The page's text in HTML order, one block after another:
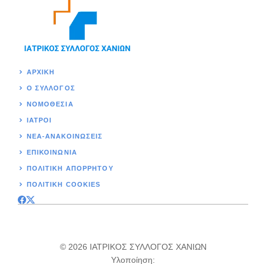
ΑΡΧΙΚΉ
Ο ΣΥΛΛΟΓΟΣ
ΝΟΜΟΘΕΣΊΑ
ΙΑΤΡΟΙ
ΝΕΑ-ΑΝΑΚΟΙΝΩΣΕΙΣ
ΕΠΙΚΟΙΝΩΝΊΑ
ΠΟΛΙΤΙΚΉ ΑΠΟΡΡΗΤΟΥ
ΠΟΛΙΤΙΚΗ COOKIES
© 2026 ΙΑΤΡΙΚΟΣ ΣΥΛΛΟΓΟΣ ΧΑΝΙΩΝ
Υλοποίηση: